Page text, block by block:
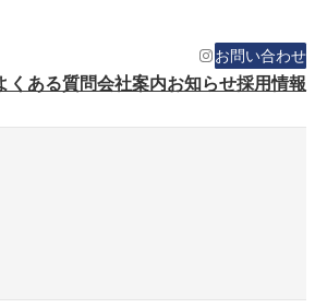
Instagram
お問い合わせ
くある質問会社案内お知らせ採用情報